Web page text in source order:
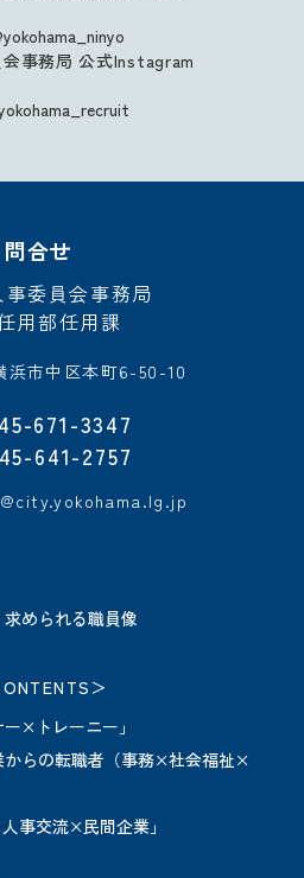
事務局 公式Instagram
められる職員像
問合せ
委員会事務局
用部任用課
浜市中区本町6-50-10
671-3347
641-2757
＞
×トレーニー」
からの転職者（事務×社会福祉×
事交流×民間企業」